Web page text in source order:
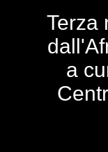
Terza
a